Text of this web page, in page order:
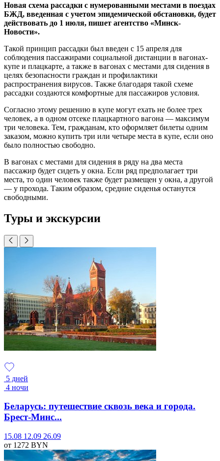
Новая схема рассадки с нумерованными местами в поездах
БЖД, введенная с учетом эпидемической обстановки, будет
действовать до 1 июля, пишет агентство «Минск-
Новости».
Такой принцип рассадки был введен с 15 апреля для
соблюдения пассажирами социальной дистанции в вагонах-
купе и плацкарте, а также в вагонах с местами для сидения в
целях безопасности граждан и профилактики
распространения вирусов. Также благодаря такой схеме
рассадки создаются комфортные для пассажиров условия.
Согласно этому решению в купе могут ехать не более трех
человек, а в одном отсеке плацкартного вагона — максимум
три человека. Тем, гражданам, кто оформляет билеты одним
заказом, можно купить три или четыре места в купе, если оно
было полностью свободно.
В вагонах с местами для сидения в ряду на два места
пассажир будет сидеть у окна. Если ряд предполагает три
места, то один человек также будет размещен у окна, а другой
— у прохода. Таким образом, средние сиденья останутся
свободными.
Туры и экскурсии
5 дней
4 ночи
Беларусь: путешествие сквозь века и города.
Брест-Минс...
15.08 12.09 26.09
от 1272 BYN